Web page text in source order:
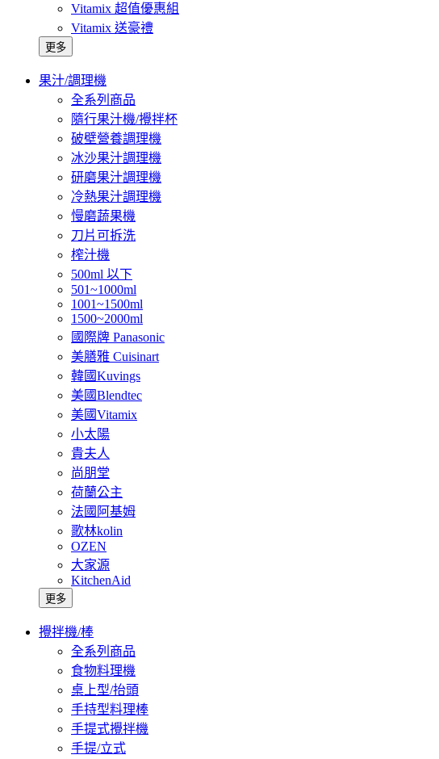
Vitamix 超值優惠組
Vitamix 送豪禮
更多
果汁/調理機
全系列商品
隨行果汁機/攪拌杯
破壁營養調理機
冰沙果汁調理機
研磨果汁調理機
冷熱果汁調理機
慢磨蔬果機
刀片可拆洗
榨汁機
500ml 以下
501~1000ml
1001~1500ml
1500~2000ml
國際牌 Panasonic
美膳雅 Cuisinart
韓國Kuvings
美國Blendtec
美國Vitamix
小太陽
貴夫人
尚朋堂
荷蘭公主
法國阿基姆
歌林kolin
OZEN
大家源
KitchenAid
更多
攪拌機/棒
全系列商品
食物料理機
桌上型/抬頭
手持型料理棒
手提式攪拌機
手提/立式